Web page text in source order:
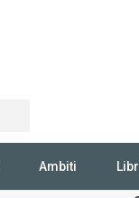
Ambiti